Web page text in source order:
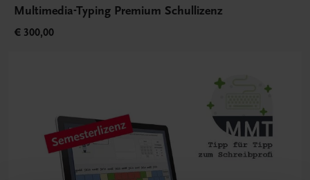
Multimedia-Typing Premium Schullizenz
€ 300,00